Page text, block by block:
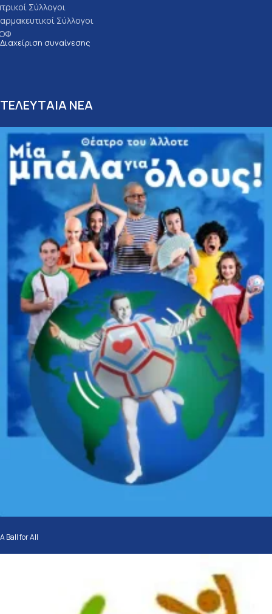
Σύλλογοι
Σύλλογοι
Διαχείριση συναίνεσης
ΤΕΛΕΥΤΑΙΑ ΝΕΑ
A Ball for All